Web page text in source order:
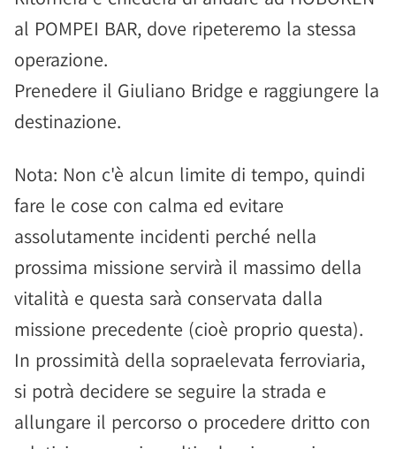
al POMPEI BAR, dove ripeteremo la stessa
operazione.
Prenedere il Giuliano Bridge e raggiungere la
destinazione.
Nota: Non c'è alcun limite di tempo, quindi
fare le cose con calma ed evitare
assolutamente incidenti perché nella
prossima missione servirà il massimo della
vitalità e questa sarà conservata dalla
missione precedente (cioè proprio questa).
In prossimità della sopraelevata ferroviaria,
si potrà decidere se seguire la strada e
allungare il percorso o procedere dritto con